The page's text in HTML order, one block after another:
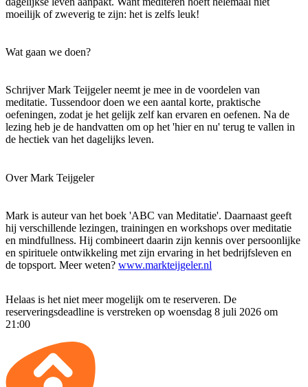
moeilijk of zweverig te zijn: het is zelfs leuk!
Wat gaan we doen?
Schrijver Mark Teijgeler neemt je mee in de voordelen van
meditatie. Tussendoor doen we een aantal korte, praktische
oefeningen, zodat je het gelijk zelf kan ervaren en oefenen. Na de
lezing heb je de handvatten om op het 'hier en nu' terug te vallen in
de hectiek van het dagelijks leven.
Over Mark Teijgeler
Mark is auteur van het boek 'ABC van Meditatie'. Daarnaast geeft
hij verschillende lezingen, trainingen en workshops over meditatie
en mindfullness. Hij combineert daarin zijn kennis over persoonlijke
en spirituele ontwikkeling met zijn ervaring in het bedrijfsleven en
de topsport. Meer weten? www.markteijgeler.nl
Helaas is het niet meer mogelijk om te reserveren. De
reserveringsdeadline is verstreken op woensdag 8 juli 2026 om
21:00